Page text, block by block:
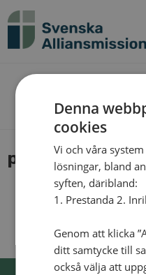
pastor meque
Denna
cookies
Vi och våra
lösningar, bland
syften, däribland:
1. Prestanda 2.
Genom att klicka
ditt samtycke till
också välja att